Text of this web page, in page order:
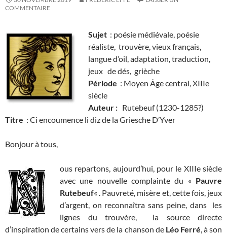
COMMENTAIRE
Sujet : poésie médiévale, poésie
réaliste, trouvère, vieux français,
langue d’oil, adaptation, traduction,
jeux de dés, grièche
Période : Moyen Âge central, XIIIe
siècle
Auteur : Rutebeuf (1230-1285?)
Titre : Ci encoumence li diz de la Griesche D’Yver
Bonjour à tous,
ous repartons, aujourd’hui, pour le XIIIe siècle
avec une nouvelle complainte du « Pauvre
Rutebeuf« . Pauvreté, misère et, cette fois, jeux
d’argent, on reconnaîtra sans peine, dans les
lignes du trouvère, la source directe
d’inspiration de certains vers de la chanson de Léo Ferré,à son